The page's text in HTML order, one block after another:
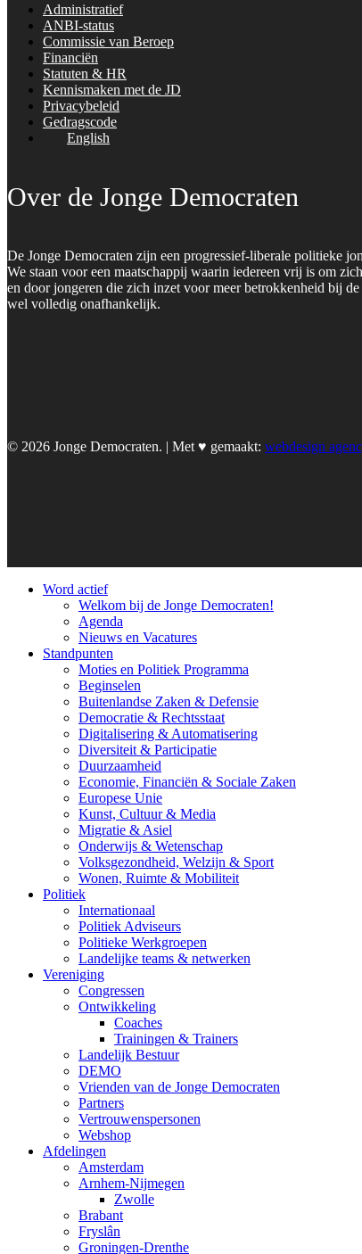
Administratief
ANBI-status
Commissie van Beroep
Financiën
Statuten & HR
Kennismaken met de JD
Privacybeleid
Gedragscode
English
Over de Jonge Democraten
De Jonge Democraten zijn een progressief-liberale politieke
We staan voor een maatschappij waarin iedereen vrij is om
en door jongeren die zich inzet voor meer betrokkenheid bij
wel volledig onafhankelijk.
© 2026 Jonge Democraten. | Met ♥︎ gemaakt: webdesign
Word actief
Welkom bij de Jonge Democraten!
Agenda
Nieuws en Vacatures
Standpunten
Moties en Politiek Programma
Beginselen
Buitenlandse Zaken & Defensie
Democratie & Rechtsstaat
Digitalisering & Automatisering
Diversiteit & Participatie
Duurzaamheid
Economie, Financiën & Sociale Zaken
Europese Unie
Kunst, Cultuur & Media
Migratie & Asiel
Onderwijs & Wetenschap
Volksgezondheid, Welzijn & Sport
Wonen, Ruimte & Mobiliteit
Politiek
Internationaal
Politiek Adviseurs
Politieke Werkgroepen
Landelijke teams & netwerken
Vereniging
Congressen
Ontwikkeling
Coaches
Trainingen & Trainers
Landelijk Bestuur
DEMO
Vrienden van de Jonge Democraten
Partners
Vertrouwenspersonen
Webshop
Afdelingen
Amsterdam
Arnhem-Nijmegen
Zwolle
Brabant
Fryslân
Groningen-Drenthe